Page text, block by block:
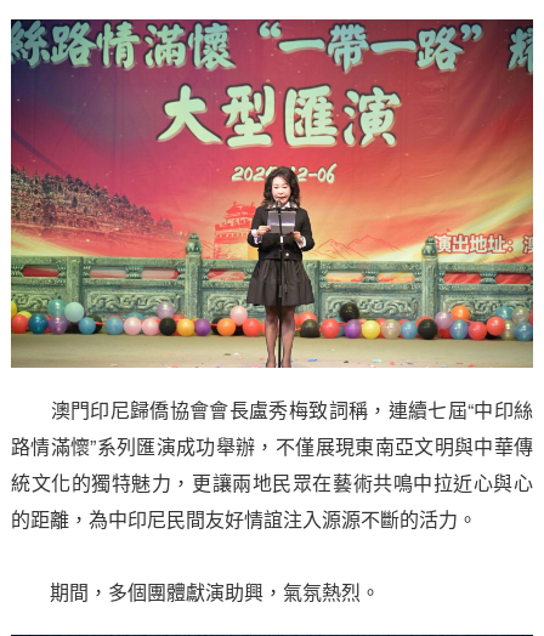
澳門印尼歸僑協會會長盧秀梅致詞稱，連續七屆“中印絲
路情滿懷”系列匯演成功舉辦，不僅展現東南亞文明與中華傳
統文化的獨特魅力，更讓兩地民眾在藝術共鳴中拉近心與心
的距離，為中印尼民間友好情誼注入源源不斷的活力。
期間，多個團體獻演助興，氣氛熱烈。